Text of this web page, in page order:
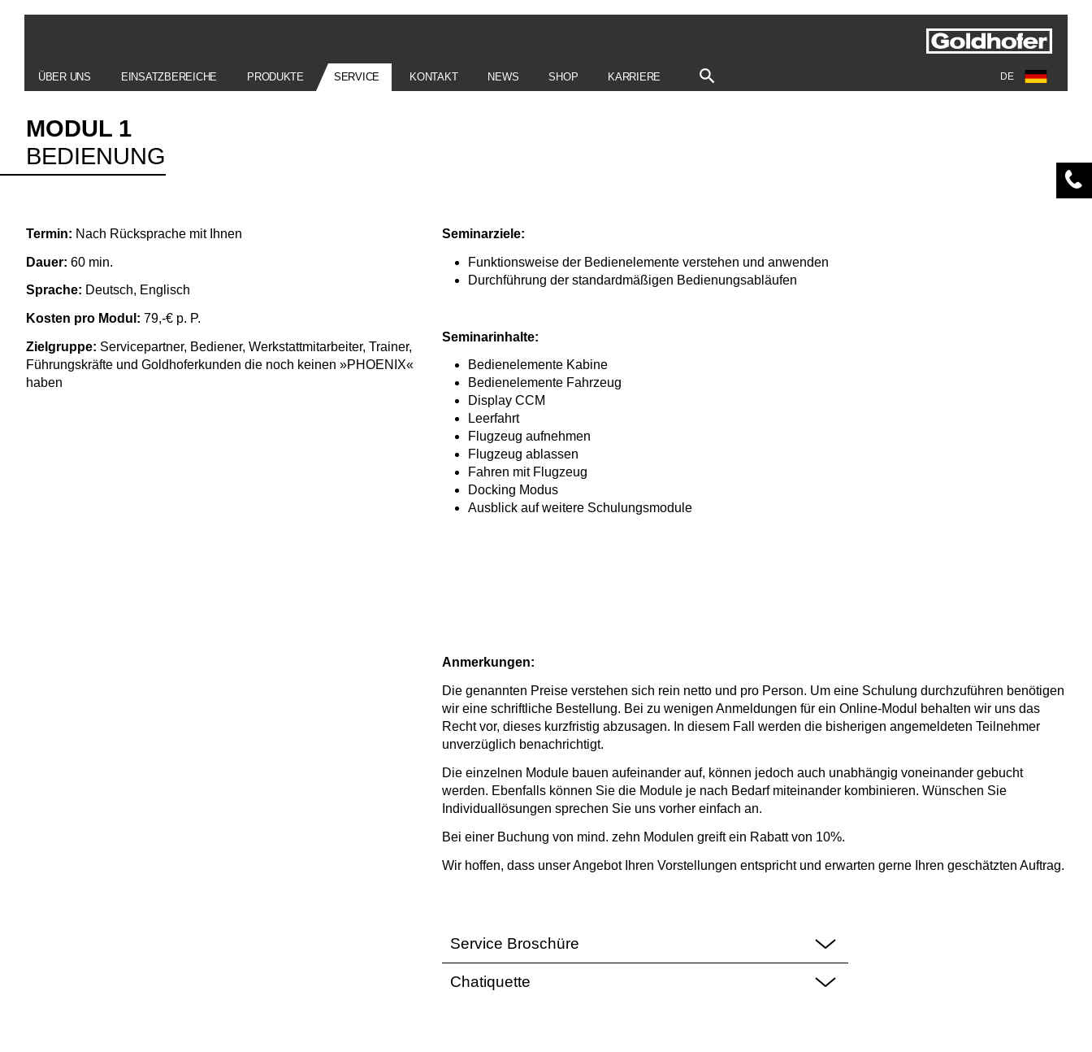
DE
ÜBER UNS EINSATZBEREICHE PRODUKTE SERVICE KONTAKT NEWS SHOP KARRIERE
MODUL 1
BEDIENUNG
Termin: Nach Rücksprache mit Ihnen
Dauer: 60 min.
Sprache: Deutsch, Englisch
Kosten pro Modul: 79,-€ p. P.
Zielgruppe: Servicepartner, Bediener, Werkstattmitarbeiter, Trainer,
Führungskräfte und Goldhoferkunden die noch keinen »PHOENIX«
haben
Seminarziele:
Funktionsweise der Bedienelemente verstehen und anwenden
Durchführung der standardmäßigen Bedienungsabläufen
Seminarinhalte:
Bedienelemente Kabine
Bedienelemente Fahrzeug
Display CCM
Leerfahrt
Flugzeug aufnehmen
Flugzeug ablassen
Fahren mit Flugzeug
Docking Modus
Ausblick auf weitere Schulungsmodule
Anmerkungen:
Die genannten Preise verstehen sich rein netto und pro Person. Um eine Schulung durchzuführen benötigen
wir eine schriftliche Bestellung. Bei zu wenigen Anmeldungen für ein Online-Modul behalten wir uns das
Recht vor, dieses kurzfristig abzusagen. In diesem Fall werden die bisherigen angemeldeten Teilnehmer
unverzüglich benachrichtigt.
Die einzelnen Module bauen aufeinander auf, können jedoch auch unabhängig voneinander gebucht
werden. Ebenfalls können Sie die Module je nach Bedarf miteinander kombinieren. Wünschen Sie
Individuallösungen sprechen Sie uns vorher einfach an.
Bei einer Buchung von mind. zehn Modulen greift ein Rabatt von 10%.
Wir hoffen, dass unser Angebot Ihren Vorstellungen entspricht und erwarten gerne Ihren geschätzten Auftrag.
Service Broschüre
Chatiquette